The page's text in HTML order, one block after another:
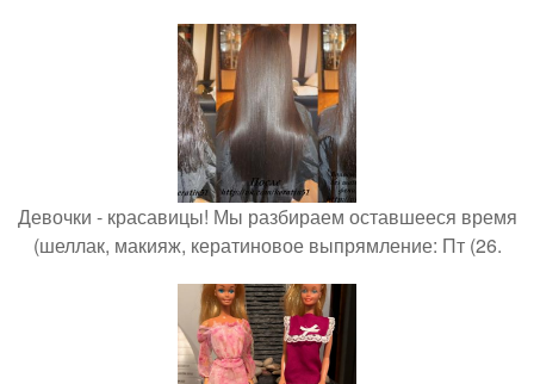
Девочки - красавицы! Мы разбираем оставшееся время
(шеллак, макияж, кератиновое выпрямление: Пт (26.